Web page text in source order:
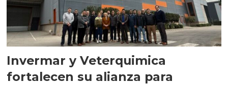
Invermar y Veterquimica
fortalecen su alianza para